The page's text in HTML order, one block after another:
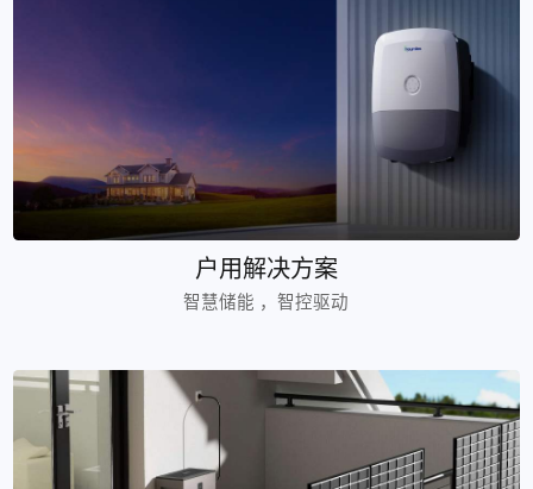
户用解决方案
智慧储能 ，智控驱动